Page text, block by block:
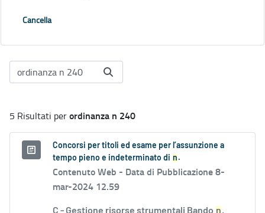
Cancella
5 Risultati perordinanza n 240
Concorsi per titoli ed esame per l’assunzione a
tempo pieno e indeterminato di n .
Contenuto Web - Data di Pubblicazione 8-
mar-2024 12.59
C - Gestione risorse strumentali Bando n.